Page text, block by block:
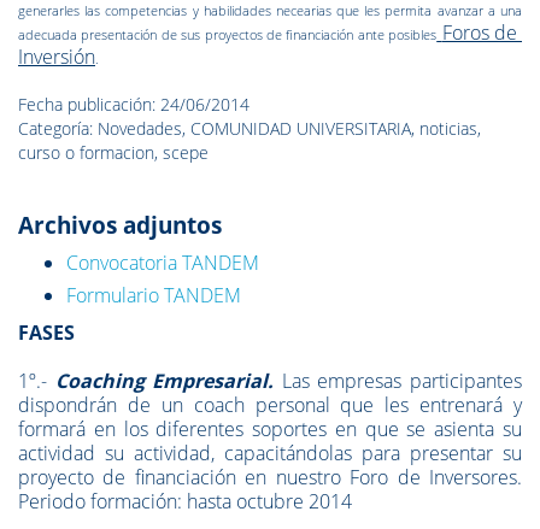
generarles las competencias y habilidades necearias que les permita avanzar a una
adecuada presentación de sus proyectos de financiación ante posibles Foros de
Inversión.
Fecha publicación: 24/06/2014
Categoría: Novedades, COMUNIDAD UNIVERSITARIA, noticias,
curso o formacion, scepe
Archivos adjuntos
Convocatoria TANDEM
Formulario TANDEM
FASES
1º.- Coaching Empresarial. Las empresas participantes
dispondrán de un coach personal que les entrenará y
formará en los diferentes soportes en que se asienta su
actividad su actividad, capacitándolas para presentar su
proyecto de financiación en nuestro Foro de Inversores.
Periodo formación: hasta octubre 2014